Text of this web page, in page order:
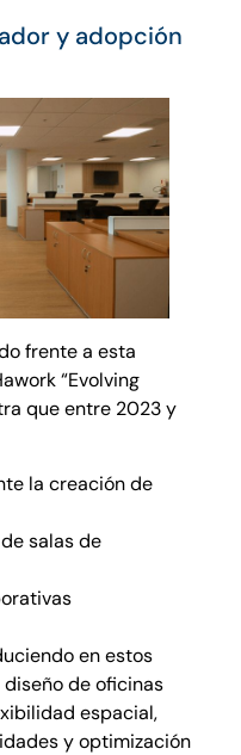
y adopción
frente a esta
“Evolving
que entre 2023 y
la creación de
salas de
en estos
de oficinas
espacial,
y optimización